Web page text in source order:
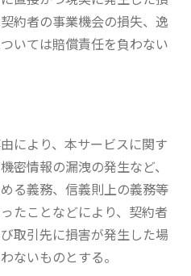
約者の事業機会の損失、逸
いては賠償責任を負わない
により、本サービスに関す
密情報の漏洩の発生など、
る義務、信義則上の義務等
たことなどにより、契約者
取引先に損害が発生した場
ないものとする。